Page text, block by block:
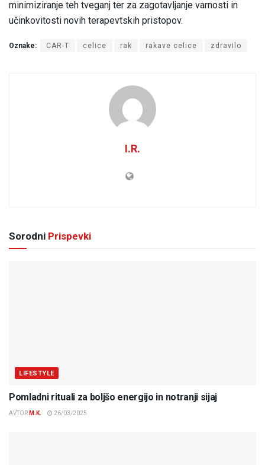
minimiziranje teh tveganj ter za zagotavljanje varnosti in
učinkovitosti novih terapevtskih pristopov.
Oznake: CAR-T celice rak rakave celice zdravilo
I.R.
Sorodni Prispevki
LIFESTYLE
Pomladni rituali za boljšo energijo in notranji sijaj
AVTOR M.K. 26/03/2025